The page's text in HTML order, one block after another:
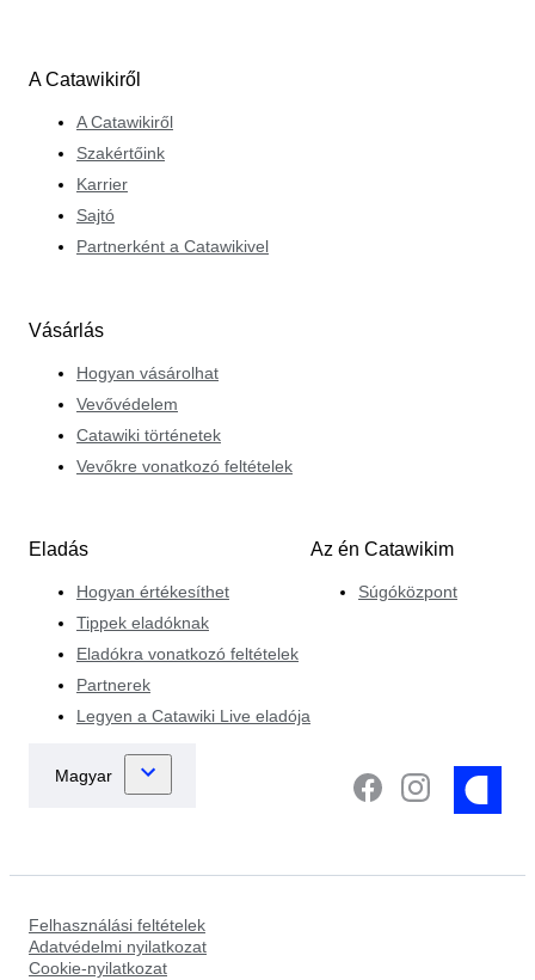
A Catawikiről
A Catawikiről
Szakértőink
Karrier
Sajtó
Partnerként a Catawikivel
Vásárlás
Hogyan vásárolhat
Vevővédelem
Catawiki történetek
Vevőkre vonatkozó feltételek
Eladás
Hogyan értékesíthet
Tippek eladóknak
Eladókra vonatkozó feltételek
Partnerek
Legyen a Catawiki Live eladója
Az én Catawikim
Súgóközpont
Felhasználási feltételek
Adatvédelmi nyilatkozat
Cookie-nyilatkozat